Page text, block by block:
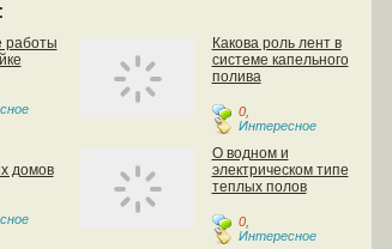
работы
Какова роль лент в
системе капельного
полива
0,
Интересное
домов
О водном и
электрическом типе
теплых полов
0,
Интересное